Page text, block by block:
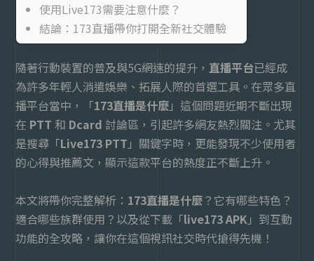
使用Live173需要注意什麼？
結論：173直播帶你打開全新社交體驗
隨著行動裝置的普及與5G網速的提升，直播平台已經成
為許多年輕人消遣娛樂、拓展人際的首選工具。在眾多直
播平台當中，「173直播是什麼」這個問題近期不斷出現
在 PTT 和 Dcard 討論區，引起許多網友熱烈關注。尤其
是搜尋「Live173 PTT 」關鍵字時，更能發現不少使用者
的心得與推薦文，顯示這款平台的熱度正不斷上升。
本文將帶你完整解析： 173直播是什麼？它有哪些特色？
適合哪些族群使用？以及從下載「live173 APK」到互動
功能的全攻略，讓你在這個視訊社交時代搶得先機！